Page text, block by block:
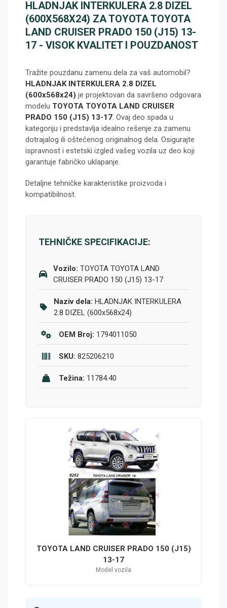
HLADNJAK INTERKULERA 2.8 DIZEL
(600X568X24) ZA TOYOTA TOYOTA
LAND CRUISER PRADO 150 (J15) 13-
17 - VISOK KVALITET I POUZDANOST
Tražite pouzdanu zamenu dela za vaš automobil?
HLADNJAK INTERKULERA 2.8 DIZEL
(600x568x24) je projektovan da savršeno odgovara
modelu TOYOTA TOYOTA LAND CRUISER
PRADO 150 (J15) 13-17. Ovaj deo spada u
kategoriju i predstavlja idealno rešenje za zamenu
dotrajalog ili oštećenog originalnog dela. Osigurajte
ispravnost i estetski izgled vašeg vozila uz deo koji
garantuje fabričko uklapanje.
Detaljne tehničke karakteristike proizvoda i
kompatibilnost.
TEHNIČKE SPECIFIKACIJE:
Vozilo: TOYOTA TOYOTA LAND
CRUISER PRADO 150 (J15) 13-17
Naziv dela: HLADNJAK INTERKULERA
2.8 DIZEL (600x568x24)
OEM Broj: 1794011050
SKU: 825206210
Težina: 11784.40
TOYOTA LAND CRUISER PRADO 150 (J15)
13-17
Model vozila